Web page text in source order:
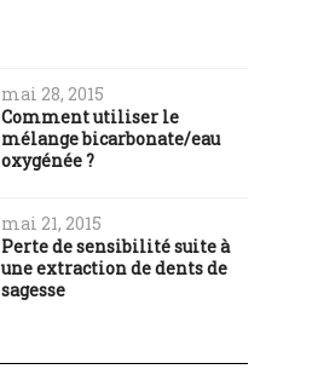
mai 28, 2015
Comment utiliser le
mélange bicarbonate/eau
oxygénée ?
mai 21, 2015
Perte de sensibilité suite à
une extraction de dents de
sagesse